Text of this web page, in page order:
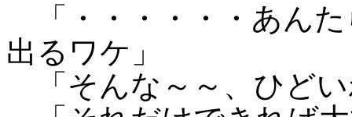
「・・・・・・あん
出るワケ」
「そんな～～、ひど